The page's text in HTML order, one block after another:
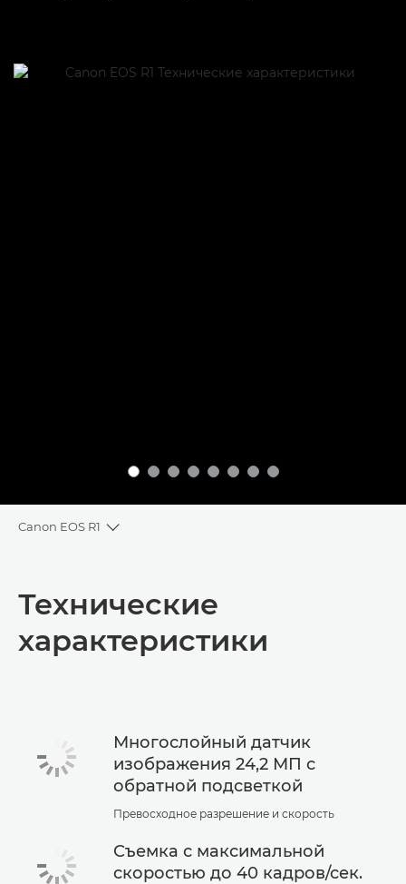
Canon EOS R1
Toggle breadcrumbs
Технические характеристики
Технические
характеристики
Многослойный датчик
изображения 24,2 МП с
обратной подсветкой
Превосходное разрешение и скорость
Съемка с максимальной
скоростью до 40 кадров/сек.